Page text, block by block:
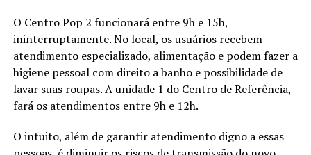
O Centro Pop 2 funcionará entre 9h e 15h,
ininterruptamente. No local, os usuários recebem
atendimento especializado, alimentação e podem fazer a
higiene pessoal com direito a banho e possibilidade de
lavar suas roupas. A unidade 1 do Centro de Referência,
fará os atendimentos entre 9h e 12h.
O intuito, além de garantir atendimento digno a essas